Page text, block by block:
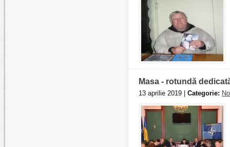
Masa - rotundă
13 aprilie 2019 | Categorie: